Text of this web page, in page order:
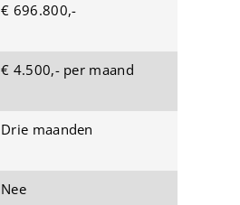
€ 696.800,-
€ 4.500,- per maand
Drie maanden
Nee